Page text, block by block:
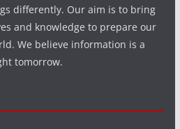
differently. Our aim is to bring
and knowledge to prepare our
We believe information is a
tomorrow.